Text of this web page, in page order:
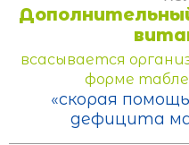
всасывается
форме
«скорая
дефицита